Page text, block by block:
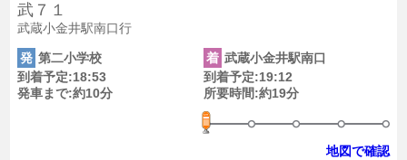
武７１
武蔵小金井駅南口行
発 第二小学校
到着予定:18:53
発車まで:約10分
着 武蔵小金井駅南口
到着予定:19:12
所要時間:約19分
地図で確認